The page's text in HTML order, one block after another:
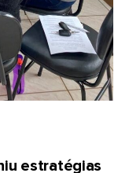
estratégias